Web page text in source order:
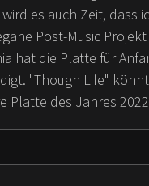
es auch Zeit, dass
Post-Music Projekt
hat die Platte für
"Though Life"
Platte des Jahres